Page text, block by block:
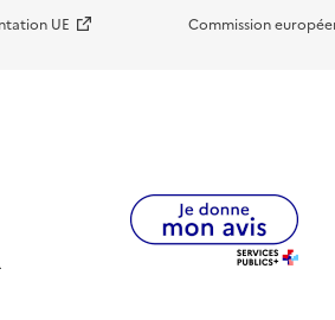
UE Commission